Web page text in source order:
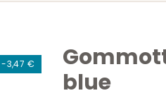
-3,47 €
blue